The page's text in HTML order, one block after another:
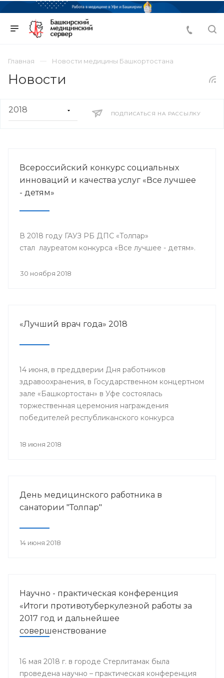
Главная Новости медицины Башкортостана
Новости
ПОДПИСАТЬСЯ НА РАССЫЛКУ
Всероссийский конкурс социальных
инноваций и качества услуг «Все лучшее
- детям»
В 2018 году ГАУЗ РБ ДПС «Толпар»
стал лауреатом конкурса «Все лучшее - детям».
30 ноября 2018
«Лучший врач года» 2018
14 июня, в преддверии Дня работников
здравоохранения, в Государственном концертном
зале «Башкортостан» в Уфе состоялась
торжественная церемония награждения
победителей республиканского конкурса
мероприятие, посвященное Дню медицинского
18 июня 2018
День медицинского работника в
санатории "Толпар"
14 июня 2018
Научно - практическая конференция
«Итоги противотуберкулезной работы за
2017 год и дальнейшее
совершенствование
16 мая 2018 г. в городе Стерлитамак была
проведена научно – практическая конференция